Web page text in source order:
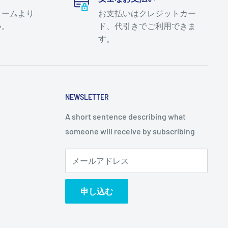
ムより
お支払いはクレジットカー
ド、代引きでご利用できま
す。
NEWSLETTER
A short sentence describing what
someone will receive by subscribing
メールアドレス
申し込む